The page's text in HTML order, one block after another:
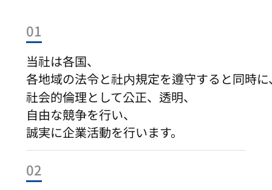
01
当社は各国、
各地域の法令と社内規定を遵守すると同時に
社会的倫理として公正、透明、
自由な競争を行い、
誠実に企業活動を行います。
02